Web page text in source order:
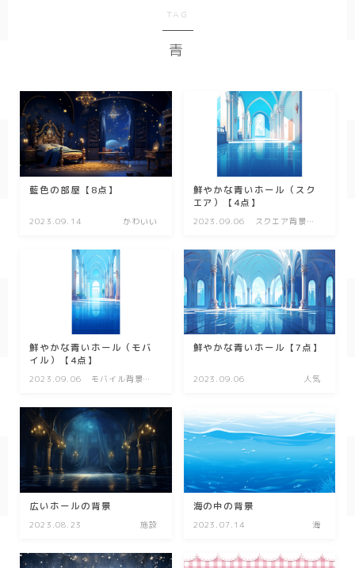
幾何学
ダーク/ホラー
行事
お正月
ハロウィン
クリスマス
季節
夏/summer
春/spring
秋/autumn
自然
森
TAG
青
藍色の部屋【8点】
2023.09.14 かわいい
鮮やかな青いホール（スク
エア）【4点】
2023.09.06
スクエア背景
鮮やかな青いホール（モバ
イル）【4点】
2023.09.06
モバイル背景
鮮やかな青いホール【7点】
2023.09.06 人気
広いホールの背景
2023.08.23 施設
海の中の背景
2023.07.14 海